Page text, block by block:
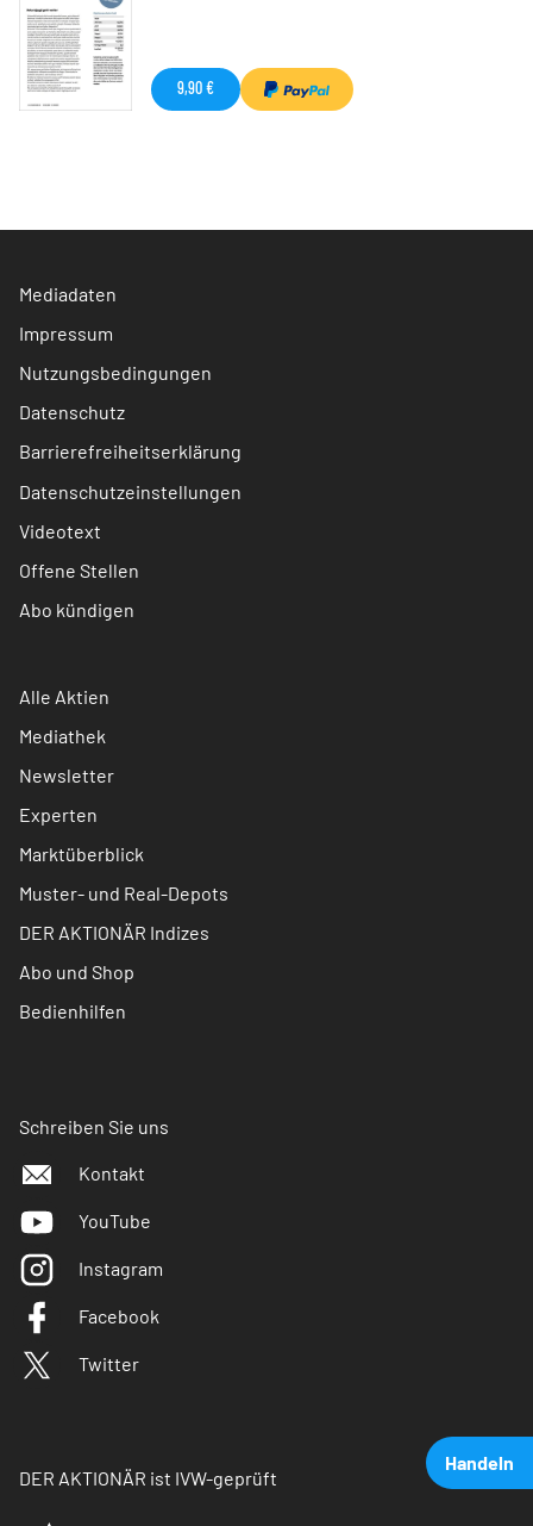
Handeln
9,90 €
Mediadaten
Impressum
Nutzungsbedingungen
Datenschutz
Barrierefreiheitserklärung
Datenschutzeinstellungen
Videotext
Offene Stellen
Abo kündigen
Alle Aktien
Mediathek
Newsletter
Experten
Marktüberblick
Muster- und Real-Depots
DER AKTIONÄR Indizes
Abo und Shop
Bedienhilfen
Schreiben Sie uns
Kontakt
YouTube
Instagram
Facebook
Twitter
DER AKTIONÄR ist IVW-geprüft